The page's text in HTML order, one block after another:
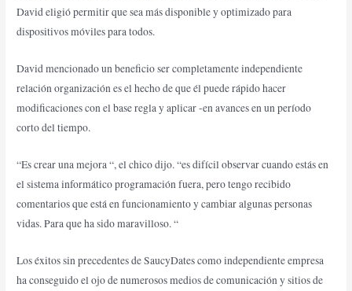
David eligió permitir que sea más disponible y optimizado para
dispositivos móviles para todos.
David mencionado un beneficio ser completamente independiente
relación organización es el hecho de que él puede rápido hacer
modificaciones con el base regla y aplicar -en avances en un período
corto del tiempo.
“Es crear una mejora “, el chico dijo. “es difícil observar cuando estás en
el sistema informático programación fuera, pero tengo recibido
comentarios que está en funcionamiento y cambiar algunas personas
vidas. Para que ha sido maravilloso. “
Los éxitos sin precedentes de SaucyDates como independiente empresa
ha conseguido el ojo de numerosos medios de comunicación y sitios de